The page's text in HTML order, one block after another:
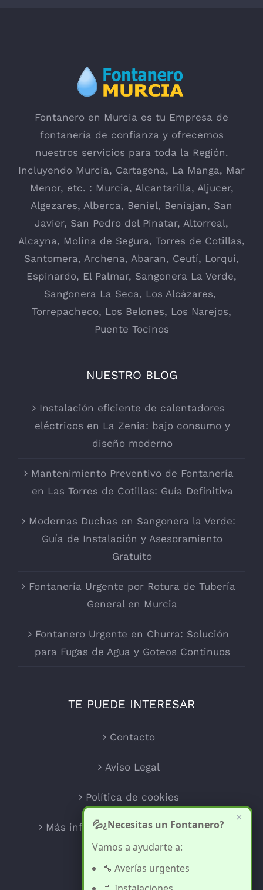
Fontanero en Murcia es tu Empresa de
fontanería de confianza y ofrecemos
nuestros servicios para toda la Región.
Incluyendo Murcia, Cartagena, La Manga, Mar
Menor, etc. : Murcia, Alcantarilla, Aljucer,
Algezares, Alberca, Beniel, Beniajan, San
Javier, San Pedro del Pinatar, Altorreal,
Alcayna, Molina de Segura, Torres de Cotillas,
Santomera, Archena, Abaran, Ceutí, Lorquí,
Espinardo, El Palmar, Sangonera La Verde,
Sangonera La Seca, Los Alcázares,
Torrepacheco, Los Belones, Los Narejos,
Puente Tocinos
NUESTRO BLOG
Instalación eficiente de calentadores
eléctricos en La Zenia: bajo consumo y
diseño moderno
Mantenimiento Preventivo de Fontanería
en Las Torres de Cotillas: Guía Definitiva
Modernas Duchas en Sangonera la Verde:
Guía de Instalación y Asesoramiento
Gratuito
Fontanería Urgente por Rotura de Tubería
General en Murcia
Fontanero Urgente en Churra: Solución
para Fugas de Agua y Goteos Continuos
TE PUEDE INTERESAR
Contacto
Aviso Legal
Política de cookies
Más información sobre las cookies
×
💦¿Necesitas un Fontanero?
Vamos a ayudarte a:
🔧 Averías urgentes